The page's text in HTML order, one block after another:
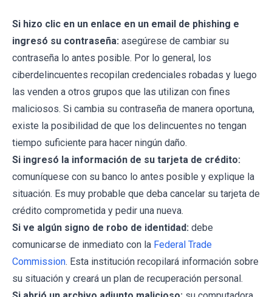
Si hizo clic en un enlace en un email de phishing e
ingresó su contraseña: asegúrese de cambiar su
contraseña lo antes posible. Por lo general, los
ciberdelincuentes recopilan credenciales robadas y luego
las venden a otros grupos que las utilizan con fines
maliciosos. Si cambia su contraseña de manera oportuna,
existe la posibilidad de que los delincuentes no tengan
tiempo suficiente para hacer ningún daño.
Si ingresó la información de su tarjeta de crédito:
comuníquese con su banco lo antes posible y explique la
situación. Es muy probable que deba cancelar su tarjeta de
crédito comprometida y pedir una nueva.
Si ve algún signo de robo de identidad: debe
comunicarse de inmediato con la Federal Trade
Commission. Esta institución recopilará información sobre
su situación y creará un plan de recuperación personal.